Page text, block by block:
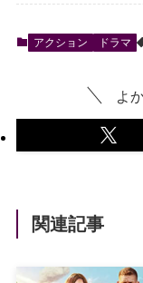
アクション ドラマ
よ
関連記事